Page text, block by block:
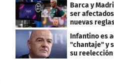
Barca y
ser
nuevas
arbitraje en
Infantino es
"chantaje" y
su